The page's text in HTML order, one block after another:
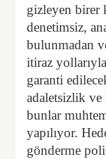
gizleyen birer
denetimsiz,
bulunmadan
itiraz
garanti
adaletsizlik
bunlar
yapılıyor.
gönderme